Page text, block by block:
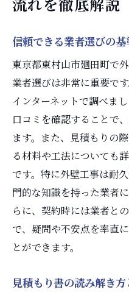
信頼できる業者選びの基
東京都東村山市廻田町で
業者選びは非常に重要で
インターネットで調べま
口コミを確認することで
ます。また、見積もりの
る材料や工法についても
です。特に外壁工事は耐
門的な知識を持った業者
らに、契約時には業者と
で、疑問や不安点を率直
とができます。
見積もり書の読み解き